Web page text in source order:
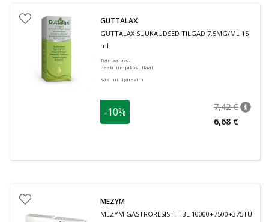
GUTTALAX
GUTTALAX SUUKAUDSED TILGAD 7.5MG/ML 15
ml
Toimeained:
naatriumpikosulfaat
Käsimüügiravim
-10% 7,42 €
6,68 €
MEZYM
MEZYM GASTRORESIST. TBL 10000+7500+375TÜ